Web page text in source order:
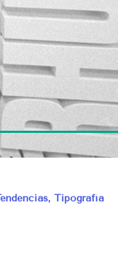
, Tipografía